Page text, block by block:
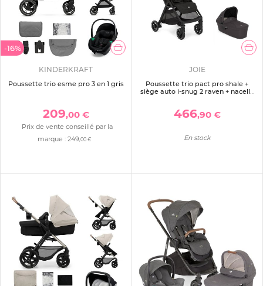
-16%
KINDERKRAFT
Poussette trio esme pro 3 en 1 gris
209,00 €
Prix de vente conseillé par la
marque :249 ,00 €
JOIE
Poussette trio pact pro shale +
siège auto i-snug 2 raven + nacelle
466,90 €
En stock